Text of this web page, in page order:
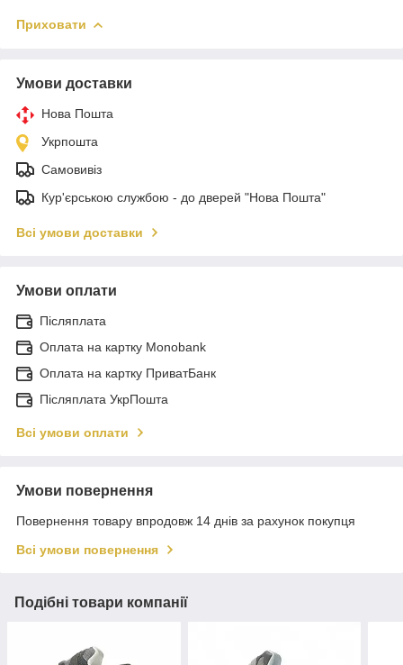
Приховати
Умови доставки
Нова Пошта
Укрпошта
Самовивіз
Кур'єрською службою - до дверей "Нова Пошта"
Всі умови доставки
Умови оплати
Післяплата
Оплата на картку Monobank
Оплата на картку ПриватБанк
Післяплата УкрПошта
Всі умови оплати
Умови повернення
Повернення товару впродовж 14 днів за рахунок покупця
Всі умови повернення
Подібні товари компанії